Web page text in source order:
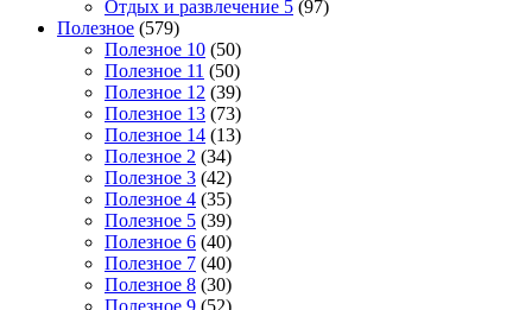
Отдых и развлечение 5 (97)
Полезное (579)
Полезное 10 (50)
Полезное 11 (50)
Полезное 12 (39)
Полезное 13 (73)
Полезное 14 (13)
Полезное 2 (34)
Полезное 3 (42)
Полезное 4 (35)
Полезное 5 (39)
Полезное 6 (40)
Полезное 7 (40)
Полезное 8 (30)